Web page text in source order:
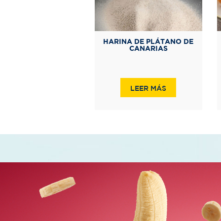
HARINA DE PLÁTANO DE
CANARIAS
LEER MÁS